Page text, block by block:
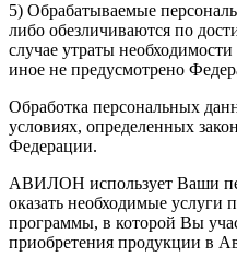
5) Обрабатываемые
либо обезличиваются по
случае утраты
иное не предусмотрено
Обработка персональных
условиях, определенных
Федерации.
АВИЛОН использует Ваши
оказать необходимые услуги
программы, в которой Вы
приобретения продукции в